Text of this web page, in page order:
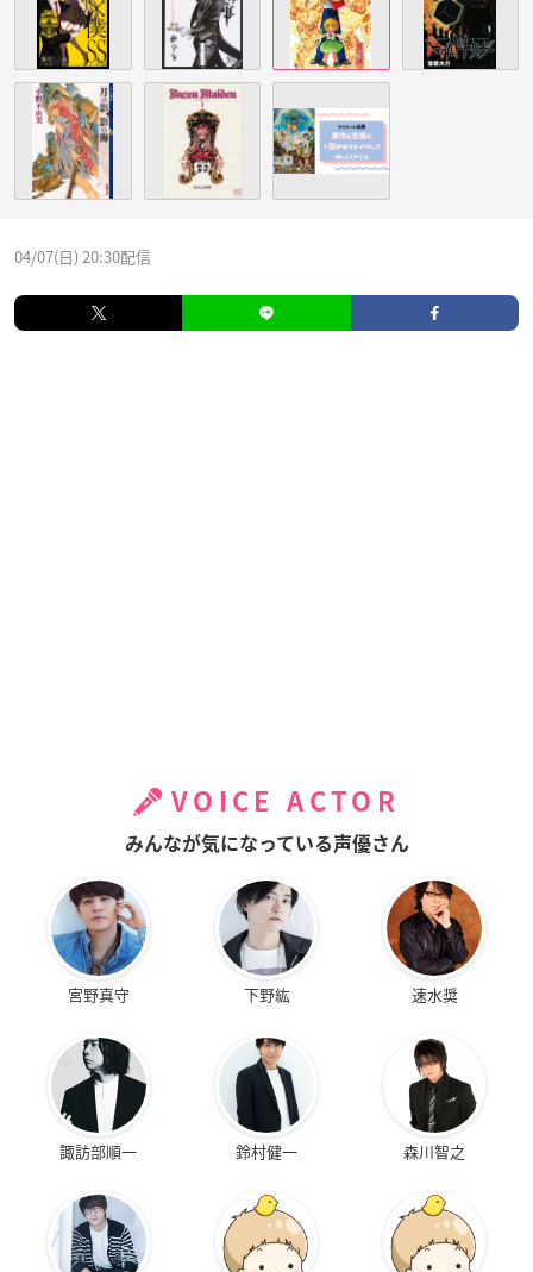
04/07(日) 20:30配信
VOICE ACTOR
みんなが気になっている声優さん
宮野真守 下野紘 速水奨
諏訪部順一 鈴村健一 森川智之